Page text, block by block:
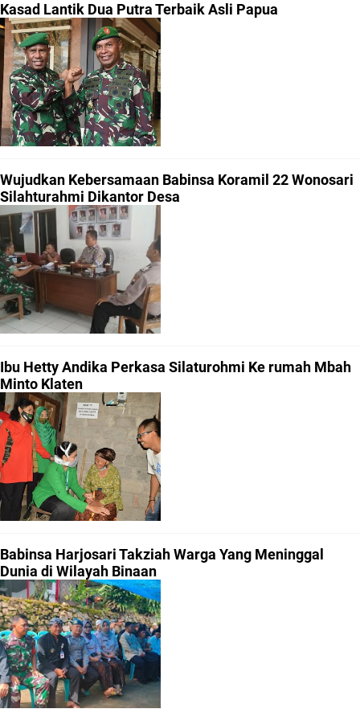
Kasad Lantik Dua Putra Terbaik Asli Papua
Wujudkan Kebersamaan Babinsa Koramil 22 Wonosari
Silahturahmi Dikantor Desa
Ibu Hetty Andika Perkasa Silaturohmi Ke rumah Mbah
Minto Klaten
Babinsa Harjosari Takziah Warga Yang Meninggal
Dunia di Wilayah Binaan